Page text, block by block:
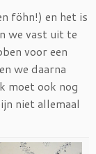
föhn!) en het is
we vast uit te
voor een
we daarna
moet ook nog
niet allemaal